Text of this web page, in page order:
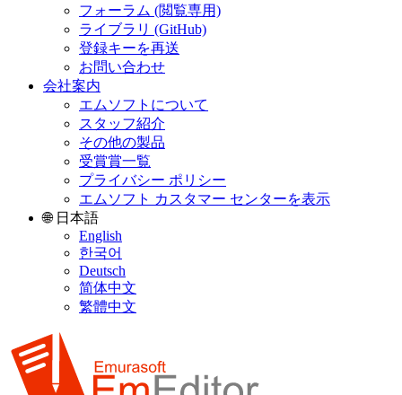
フォーラム (閲覧専用)
ライブラリ (GitHub)
登録キーを再送
お問い合わせ
会社案内
エムソフトについて
スタッフ紹介
その他の製品
受賞賞一覧
プライバシー ポリシー
エムソフト カスタマー センターを表示
🌐 日本語
English
한국어
Deutsch
简体中文
繁體中文